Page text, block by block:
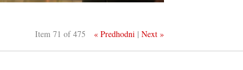
Item 71 of 475 « Predhodni |Next »